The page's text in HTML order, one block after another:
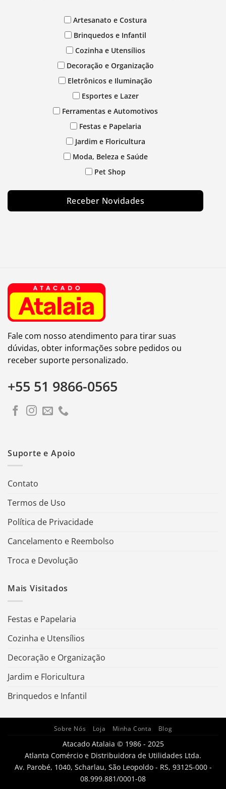
Artesanato e Costura
Brinquedos e Infantil
Cozinha e Utensílios
Decoração e Organização
Eletrônicos e Iluminação
Esportes e Lazer
Ferramentas e Automotivos
Festas e Papelaria
Jardim e Floricultura
Moda, Beleza e Saúde
Pet Shop
Receber Novidades
Fale com nosso atendimento para tirar suas
dúvidas, obter informações sobre pedidos ou
receber suporte personalizado.
+55 51 9866-0565
Suporte e Apoio
Contato
Termos de Uso
Política de Privacidade
Cancelamento e Reembolso
Troca e Devolução
Mais Visitados
Festas e Papelaria
Cozinha e Utensílios
Decoração e Organização
Jardim e Floricultura
Brinquedos e Infantil
Sobre Nós Loja Minha Conta Blog
Atacado Atalaia © 1986 - 2025
Atlanta Comércio e Distribuidora de Utilidades Ltda.
Av. Parobé, 1040, Scharlau, São Leopoldo - RS, 93125-000 -
08.999.881/0001-08